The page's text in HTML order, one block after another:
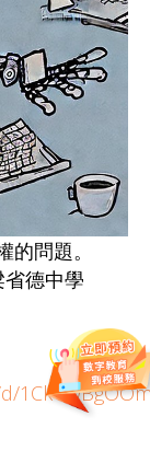
問題。
德中學